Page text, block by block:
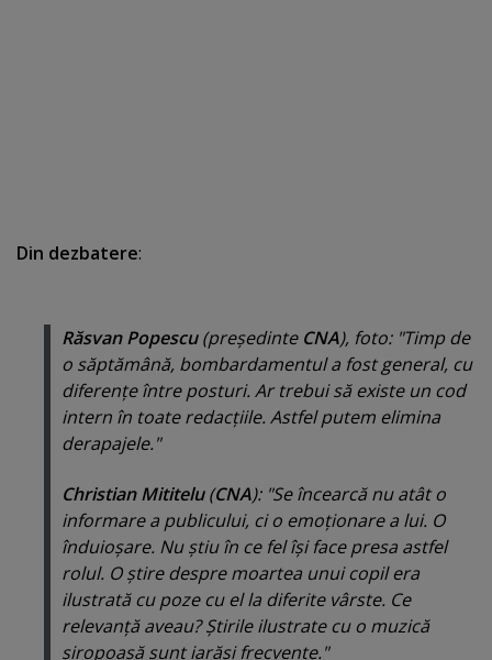
Din dezbatere:
Răsvan Popescu(preşedinte CNA), foto: "Timp de
o săptămână, bombardamentul a fost general, cu
diferenţe între posturi. Ar trebui să existe un cod
intern în toate redacţiile. Astfel putem elimina
derapajele."
Christian Mititelu(CNA): "Se încearcă nu atât o
informare a publicului, ci o emoţionare a lui. O
înduioşare. Nu ştiu în ce fel îşi face presa astfel
rolul. O ştire despre moartea unui copil era
ilustrată cu poze cu el la diferite vârste. Ce
relevanţă aveau? Ştirile ilustrate cu o muzică
siropoasă sunt iarăşi frecvente."